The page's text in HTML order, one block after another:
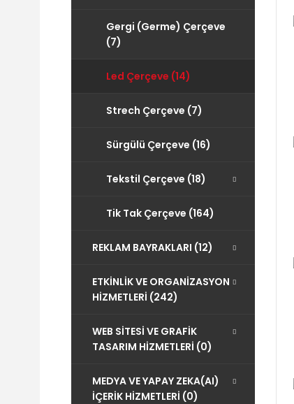
Gergi (Germe) Çerçeve
(7)
Led Çerçeve (14)
Strech Çerçeve (7)
Sürgülü Çerçeve (16)
Tekstil Çerçeve (18)
Tik Tak Çerçeve (164)
REKLAM BAYRAKLARI (12)
ETKİNLİK VE ORGANİZASYON
HİZMETLERİ (242)
WEB SİTESİ VE GRAFİK
TASARIM HİZMETLERİ (0)
MEDYA VE YAPAY ZEKA(AI)
İÇERİK HİZMETLERİ (0)